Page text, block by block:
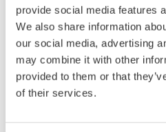
provide social media features
We also share information
our social media, advertising
may combine it with other
provided to them or that
of their services.
Drahtloser
Der leistungsstarke